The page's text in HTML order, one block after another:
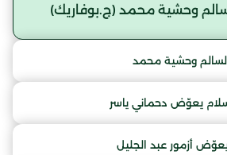
وحشية محمد (ج.بوفاريك)
وحشية محمد
يعوّض دحماني ياسر
أزمور عبد الجليل